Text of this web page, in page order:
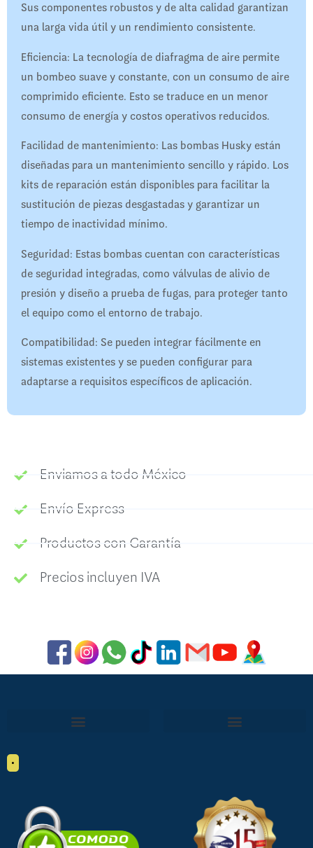
Sus componentes robustos y de alta calidad garantizan
una larga vida útil y un rendimiento consistente.
Eficiencia: La tecnología de diafragma de aire permite
un bombeo suave y constante, con un consumo de aire
comprimido eficiente. Esto se traduce en un menor
consumo de energía y costos operativos reducidos.
Facilidad de mantenimiento: Las bombas Husky están
diseñadas para un mantenimiento sencillo y rápido. Los
kits de reparación están disponibles para facilitar la
sustitución de piezas desgastadas y garantizar un
tiempo de inactividad mínimo.
Seguridad: Estas bombas cuentan con características
de seguridad integradas, como válvulas de alivio de
presión y diseño a prueba de fugas, para proteger tanto
el equipo como el entorno de trabajo.
Compatibilidad: Se pueden integrar fácilmente en
sistemas existentes y se pueden configurar para
adaptarse a requisitos específicos de aplicación.
Enviamos a todo México
Envío Express
Productos con Garantía
Precios incluyen IVA
•